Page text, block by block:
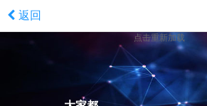
返回
点击重新加载